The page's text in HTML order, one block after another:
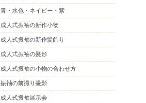
青・水色・ネイビー・紫
成人式振袖の新作小物
成人式振袖の新作髪飾り
成人式振袖の髪形
成人式振袖の小物の合わせ方
振袖の前撮り撮影
成人式振袖展示会